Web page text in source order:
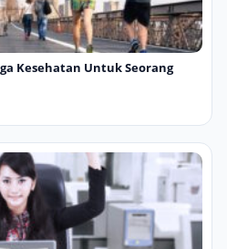
Kesehatan Untuk Seorang